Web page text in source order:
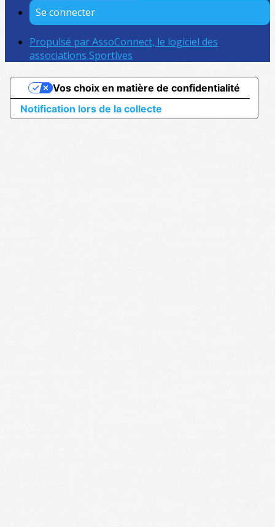
Se connecter
Propulsé par AssoConnect, le logiciel des
associations Sportives
Notification lors de la collecte
Vos choix en matière de confidentialité